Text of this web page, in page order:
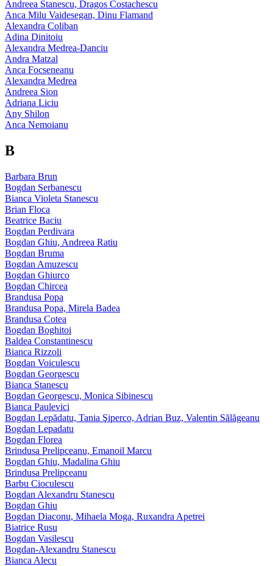
Andreea Stanescu, Dragos Costachescu
Anca Milu Vaidesegan, Dinu Flamand
Alexandra Coliban
Adina Dinitoiu
Alexandra Medrea-Danciu
Andra Matzal
Anca Focseneanu
Alexandra Medrea
Andreea Sion
Adriana Liciu
Any Shilon
Anca Nemoianu
B
Barbara Brun
Bogdan Serbanescu
Bianca Violeta Stanescu
Brian Floca
Beatrice Baciu
Bogdan Perdivara
Bogdan Ghiu, Andreea Ratiu
Bogdan Bruma
Bogdan Amuzescu
Bogdan Ghiurco
Bogdan Chircea
Brandusa Popa
Brandusa Popa, Mirela Badea
Brandusa Cotea
Bogdan Boghitoi
Baldea Constantinescu
Bianca Rizzoli
Bogdan Voiculescu
Bogdan Georgescu
Bianca Stanescu
Bogdan Georgescu, Monica Sibinescu
Bianca Paulevici
Bogdan Lepădatu, Tania Şiperco, Adrian Buz, Valentin Sălăgeanu
Bogdan Lepadatu
Bogdan Florea
Brindusa Prelipceanu, Emanoil Marcu
Bogdan Ghiu, Madalina Ghiu
Brindusa Prelipceanu
Barbu Cioculescu
Bogdan Alexandru Stanescu
Bogdan Ghiu
Bogdan Diaconu, Mihaela Moga, Ruxandra Apetrei
Biatrice Rusu
Bogdan Vasilescu
Bogdan-Alexandru Stanescu
Bianca Alecu